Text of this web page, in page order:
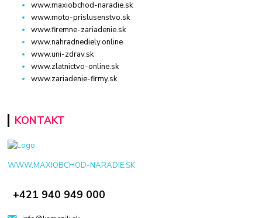
www.maxiobchod-naradie.sk
www.moto-prislusenstvo.sk
www.firemne-zariadenie.sk
www.nahradnediely.online
www.uni-zdrav.sk
www.zlatnictvo-online.sk
www.zariadenie-firmy.sk
KONTAKT
WWW.MAXIOBCHOD-NARADIE.SK
+421 940 949 000